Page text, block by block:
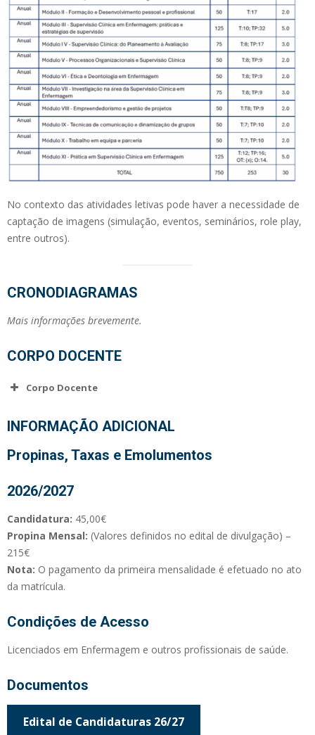
No contexto das atividades letivas pode haver a necessidade de
captação de imagens (simulação, eventos, seminários, role play,
entre outros).
CRONODIAGRAMAS
Mais informações brevemente.
CORPO DOCENTE
Corpo Docente
(Licenciatura em Enfermagem; Doutoramento)
Catarina Simões
Enfermagem Comunitária e Enfermagem Paliativa)
Crisanta Portugal
(Licenciatura em Enfermagem; Mestrado; Especialidade em
Enfermagem de Saúde Infantil e Pediátrica e Doutoramento)
Goreti Marques
em Enfermagem de Saúde Infantil e Pediátrica)
(Licenciatura em Enfermagem; Mestrado; Especialidade em
Enfermagem de Reabilitação)
INFORMAÇÃO ADICIONAL
Propinas, Taxas e Emolumentos
2026/2027
Candidatura: 45,00€
Propina Mensal: (Valores definidos no edital de divulgação) –
215€
Nota: O pagamento da primeira mensalidade é efetuado no ato
da matrícula.
Condições de Acesso
Licenciados em Enfermagem e outros profissionais de saúde.
Documentos
Edital de Candidaturas 26/27